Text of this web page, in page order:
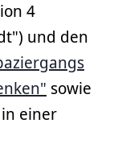
4
und den
sowie
einer